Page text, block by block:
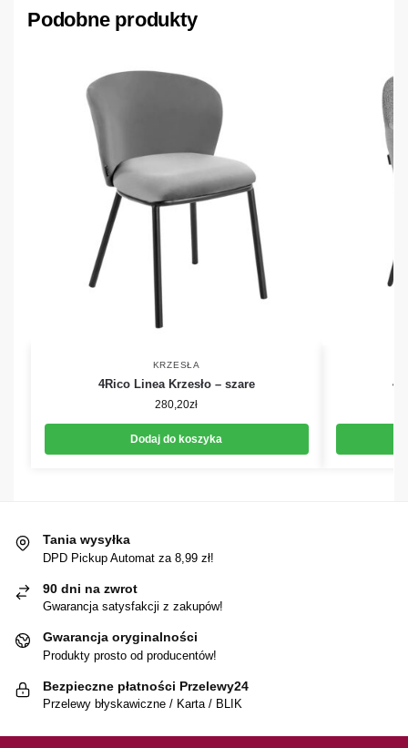
Podobne produkty
KRZESŁA
4Rico Linea Krzesło – szare
280,20zł
Dodaj do koszyka
Tania wysyłka
DPD Pickup Automat za 8,99 zł!
90 dni na zwrot
Gwarancja satysfakcji z zakupów!
Gwarancja oryginalności
Produkty prosto od producentów!
Bezpieczne płatności Przelewy24
Przelewy błyskawiczne / Karta / BLIK